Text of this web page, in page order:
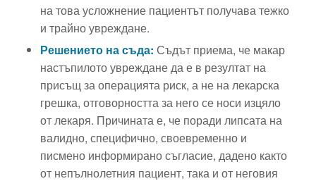
на това усложнение пациентът получава тежко
и трайно увреждане.
Решението на съда: Съдът приема, че макар
настъпилото увреждане да е в резултат на
присъщ за операцията риск, а не на лекарска
грешка, отговорността за него се носи изцяло
от лекаря. Причината е, че поради липсата на
валидно, специфично, своевременно и
писмено информирано съгласие, дадено както
от непълнолетния пациент, така и от неговия